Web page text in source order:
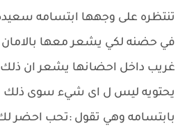
تنتظره على وجهها ابتسامه
في حضنه لكي يشعر معها
غريب داخل احضانها يشعر ان
يحتويه ليس ل اى شيء سوى ذلك
بابتسامه وهي تقول :تحب احضر